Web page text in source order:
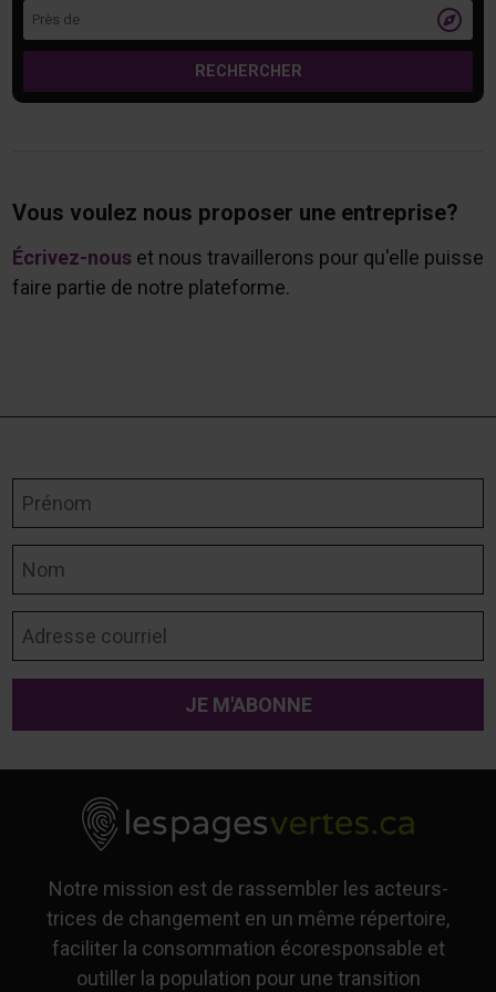

RECHERCHER
Vous voulez nous proposer une entreprise?
Écrivez-nouset nous travaillerons pour qu'elle puisse
faire partie de notre plateforme.
Notre mission est de rassembler les acteurs-
trices de changement en un même répertoire,
faciliter la consommation écoresponsable et
outiller la population pour une transition